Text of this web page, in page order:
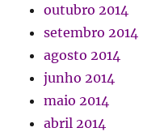
outubro 2014
setembro 2014
agosto 2014
junho 2014
maio 2014
abril 2014